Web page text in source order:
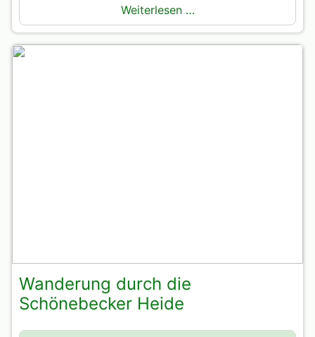
Weiterlesen …
Wanderung durch die
Schönebecker Heide